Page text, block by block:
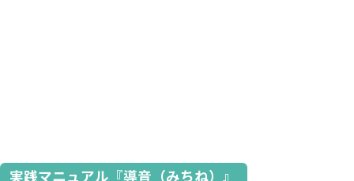
実践マニュアル『導音（みちね）』